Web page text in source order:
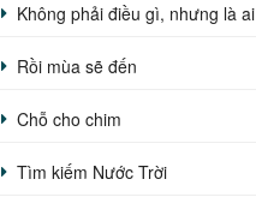
Không phải điều gì, nhưng là ai
Rồi mùa sẽ đến
Chỗ cho chim
Tìm kiếm Nước Trời